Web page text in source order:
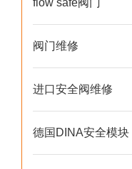
flow safe阀门
阀门维修
进口安全阀维修
德国DINA安全模块